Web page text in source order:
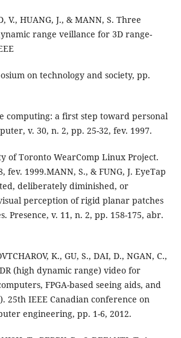
V., HUANG, J., & MANN, S. Three
range veillance for 3D range-
on technology and society, pp.
computing: a first step toward personal
v. 30, n. 2, pp. 25-32, fev. 1997.
of Toronto WearComp Linux Project.
1999.MANN, S., & FUNG, J. EyeTap
deliberately diminished, or
perception of rigid planar patches
Presence, v. 11, n. 2, pp. 158-175, abr.
K., GU, S., DAI, D., NGAN, C.,
(high dynamic range) video for
FPGA-based seeing aids, and
25th IEEE Canadian conference on
engineering, pp. 1-6, 2012.